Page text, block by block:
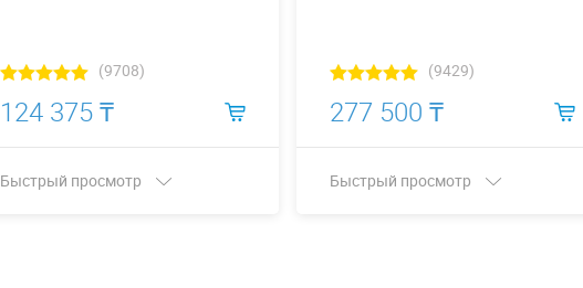
(9708)
124 375 ₸
Быстрый просмотр
(9429)
277 500 ₸
Быстрый просмотр